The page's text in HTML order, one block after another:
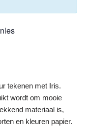
tekenen met Iris.
wordt om mooie
materiaal is,
en kleuren papier.